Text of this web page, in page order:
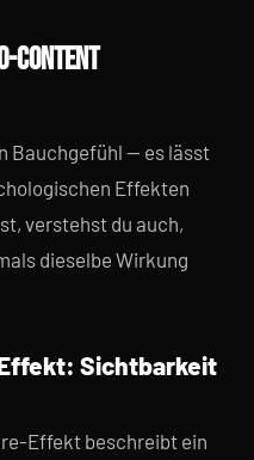
CONTENT
Bauchgefühl — es lässt
Effekten
verstehst du auch,
dieselbe Wirkung
Sichtbarkeit
Effekt beschreibt ein